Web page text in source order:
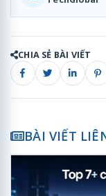
CHIA SẺ BÀI VIẾT
BÀI VIẾT